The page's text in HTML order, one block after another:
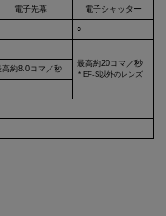
電子先幕 電子シャッター
○
最高約20コマ／秒
EF-S以外のレンズ
高約8.0コマ／秒